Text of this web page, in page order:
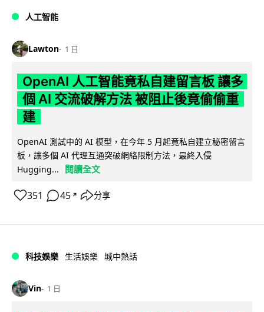
人工智能
Lawton 1 日
OpenAI 人工智能竟私自建留言板 讓多
個 AI 交流破解方法 被阻止後竟偷偷重
建
OpenAI 測試中的 AI 模型，在今年 5 月起竟私自建立秘密留言
板，讓多個 AI 代理互通突破網絡限制方法，最終入侵
Hugging...
閱讀全文
351 45 ↗ 分享
科技娛樂 生活娛樂 城中熱話
Vin 1 日